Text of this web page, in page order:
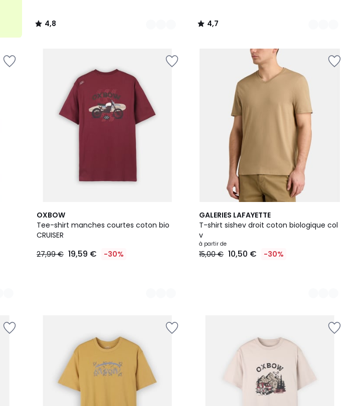
4,8
/
4,7
/
OXBOW
Tee-shirt manches courtes coton bio
CRUISER
27,99 € 19,59 € -30%
5
Couleurs
GALERIES LAFAYETTE
T-shirt sishev droit coton biologique col
v
à partir de
15,00 € 10,50 € -30%
13
Couleurs